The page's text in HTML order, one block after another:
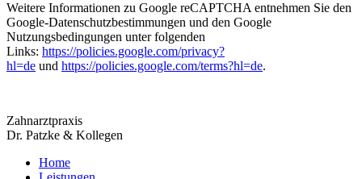
Weitere Informationen zu Google reCAPTCHA entnehmen Sie den
Google-Datenschutzbestimmungen und den Google
Nutzungsbedingungen unter folgenden
Links: https://policies.google.com/privacy?
hl=de und https://policies.google.com/terms?hl=de.
Zahnarztpraxis
Dr. Patzke & Kollegen
Home